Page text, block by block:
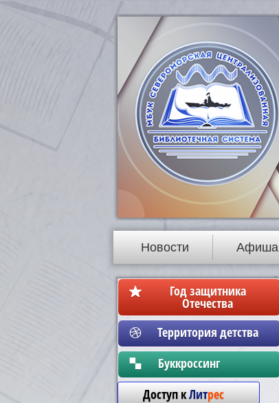
Новости Афиша
Год защитника
Отечества
Территория детства
Бyккpoccинг
Доступ кЛитрес